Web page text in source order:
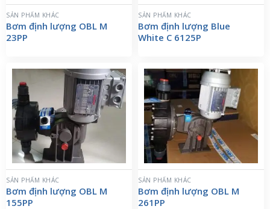
SẢN PHẨM KHÁC
Bơm định lượng OBL M
23PP
SẢN PHẨM KHÁC
Bơm định lượng Blue
White C 6125P
SẢN PHẨM KHÁC
Bơm định lượng OBL M
155PP
SẢN PHẨM KHÁC
Bơm định lượng OBL M
261PP